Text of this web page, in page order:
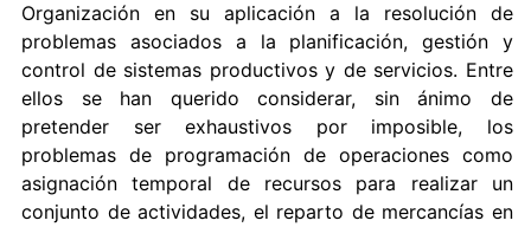
Organización en su aplicación a la resolución de
problemas asociados a la planificación, gestión y
control de sistemas productivos y de servicios. Entre
ellos se han querido considerar, sin ánimo de
pretender ser exhaustivos por imposible, los
problemas de programación de operaciones como
asignación temporal de recursos para realizar un
conjunto de actividades, el reparto de mercancías en